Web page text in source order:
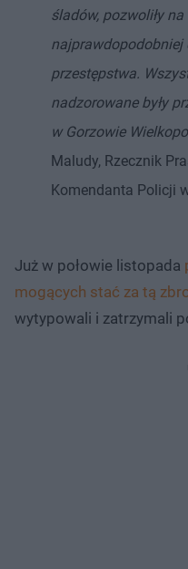
śladów, pozwoliły
najprawdopodobniej
przestępstwa.
nadzorowane były
w Gorzowie
Maludy, Rzecznik
Komendanta Policji
Już w połowie listopada
mogących stać za tą
wytypowali i zatrzymali